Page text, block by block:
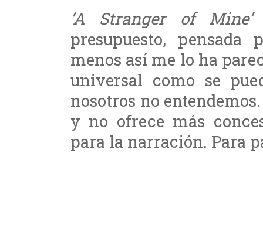
‘A Stranger of Mine’
presupuesto,
menos así me lo ha
universal como se
nosotros no
y no ofrece más
para la narración. Para